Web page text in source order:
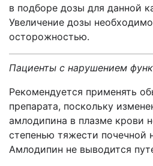
в подборе дозы для данной
Увеличение дозы
осторожностью.
Пациенты с нарушением
Рекомендуется применять
препарата, поскольку
амлодипина в плазме крови
степенью тяжести почечной
Амлодипин не выводится